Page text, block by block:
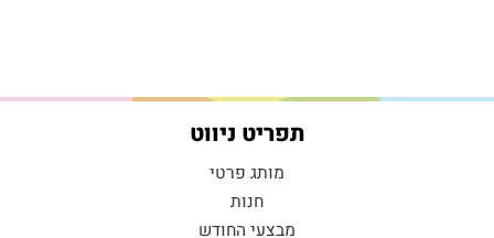
תפריט ניווט
מותג פרטי
חנות
מבצעי החודש